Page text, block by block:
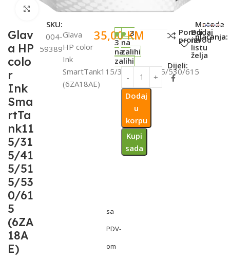
Click to enlarge
Glav
a HP
colo
r
Ink
Sma
rtTa
nk11
5/31
5/41
5/51
5/53
0/61
5
(6ZA
18A
E)
SKU:
004-
59389
Glava
HP color
Ink
SmartTank115/315/415/515/530/615
(6ZA18AE)
35,00KM
sa
PDV-
om
3
na
zalihi
3
na
zalihi
Dodaj
u
korpu
Kupi
sada
Poredi
proizvod
Dodaj
na
listu
želja
Dijeli:
Metode
plaćanja: